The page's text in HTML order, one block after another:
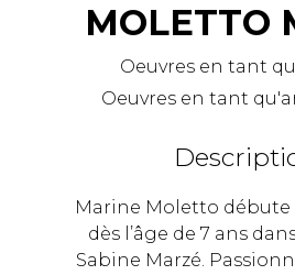
MOLETTO
Oeuvres en tant
Oeuvres en tant
Marine Moletto
dès l’âge de 7 ans
Sabine Marzé.